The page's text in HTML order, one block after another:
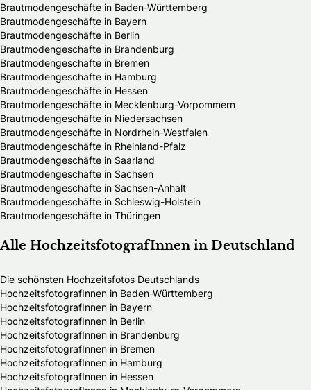
Brautmodengeschäfte in Baden-Württemberg
Brautmodengeschäfte in Bayern
Brautmodengeschäfte in Berlin
Brautmodengeschäfte in Brandenburg
Brautmodengeschäfte in Bremen
Brautmodengeschäfte in Hamburg
Brautmodengeschäfte in Hessen
Brautmodengeschäfte in Mecklenburg-Vorpommern
Brautmodengeschäfte in Niedersachsen
Brautmodengeschäfte in Nordrhein-Westfalen
Brautmodengeschäfte in Rheinland-Pfalz
Brautmodengeschäfte in Saarland
Brautmodengeschäfte in Sachsen
Brautmodengeschäfte in Sachsen-Anhalt
Brautmodengeschäfte in Schleswig-Holstein
Brautmodengeschäfte in Thüringen
Alle HochzeitsfotografInnen in Deutschland
Die schönsten Hochzeitsfotos Deutschlands
HochzeitsfotografInnen in Baden-Württemberg
HochzeitsfotografInnen in Bayern
HochzeitsfotografInnen in Berlin
HochzeitsfotografInnen in Brandenburg
HochzeitsfotografInnen in Bremen
HochzeitsfotografInnen in Hamburg
HochzeitsfotografInnen in Hessen